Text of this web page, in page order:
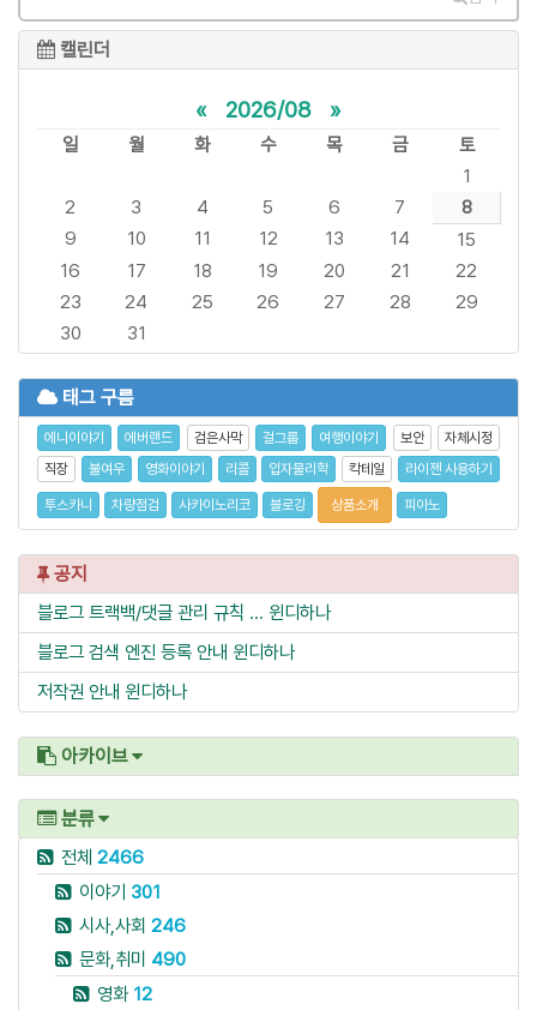
캘린더
« 2026/08 »
일 월 화 수 목 금
토
1
2
3 4 5 6 7
8
9
10 11 12 13 14
15
16
17 18 19 20 21
22
23
24 25 26 27 28
29
30
31
태그 구름
에니이야기 에버랜드 검은사막 걸그룹 여행이야기 보안
자체시정
직장
불여우 영화이야기 리콜 입자물리학 칵테일 라이젠 사용하기
투스카니 차량점검 사카이노리코 블로깅 상품소개 피아노
공지
블로그 트랙백/댓글 관리 규칙 ... 윈디하나
블로그 검색 엔진 등록 안내 윈디하나
저작권 안내 윈디하나
아카이브
분류
전체 2466
이야기 301
시사,사회 246
문화,취미 490
영화 12